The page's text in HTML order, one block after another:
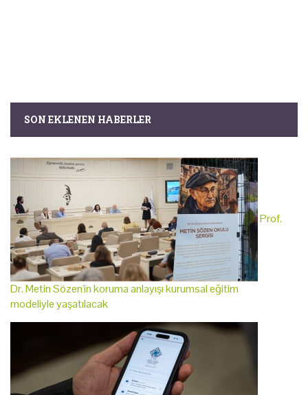
SON EKLENEN HABERLER
Prof.
Dr. Metin Sözen'in koruma anlayışı kurumsal eğitim
modeliyle yaşatılacak